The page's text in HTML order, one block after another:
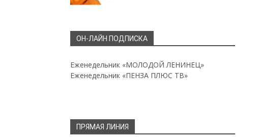
ОН-ЛАЙН ПОДПИСКА
Еженедельник «МОЛОДОЙ ЛЕНИНЕЦ»
Еженедельник «ПЕНЗА ПЛЮС ТВ»
ПРЯМАЯ ЛИНИЯ